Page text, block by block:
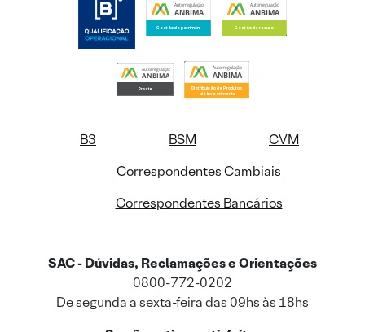
B3 BSM
CVM
Correspondentes Cambiais
Correspondentes Bancários
SAC - Dúvidas, Reclamações e Orientações
0800-772-0202
De segunda a sexta-feira das 09hs às 18hs